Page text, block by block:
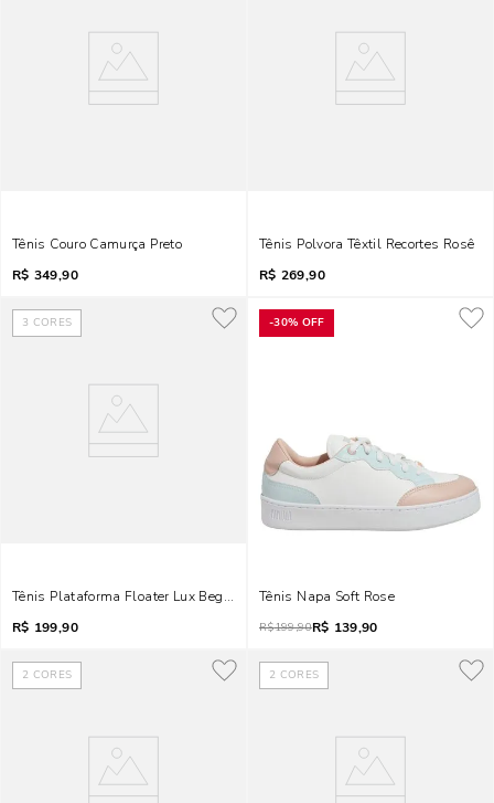
Tênis Couro Camurça Preto
R$ 349,90
Tênis Polvora Têxtil Recortes Rosê
R$ 269,90
3 CORES
Tênis Plataforma Floater Lux Bege Liso
R$ 199,90
-30% OFF
Tênis Napa Soft Rose
R$199,90R$ 139,90
2 CORES 2 CORES